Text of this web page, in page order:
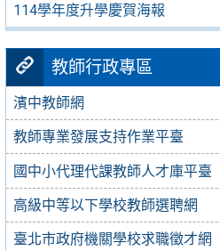
114學年度升學慶賀海報
教師行政專區
濱中教師網
教師專業發展支持作業平臺
國中小代理代課教師人才庫平臺
高級中等以下學校教師選聘網
臺北市政府機關學校求職徵才網